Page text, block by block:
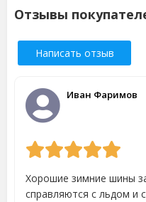
Отзывы
Иван Фаримов
Хорошие зимние шины
справляются с льдом и
Написать отзыв